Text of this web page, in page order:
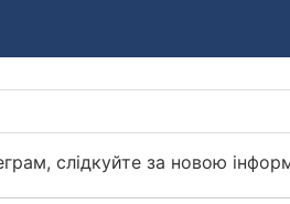
слідкуйте за новою